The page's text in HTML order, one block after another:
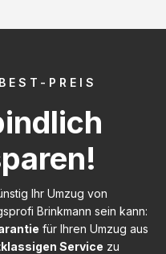
PREIS
Ihr Umzug von
Brinkmann sein kann:
für Ihren Umzug aus
Service zu